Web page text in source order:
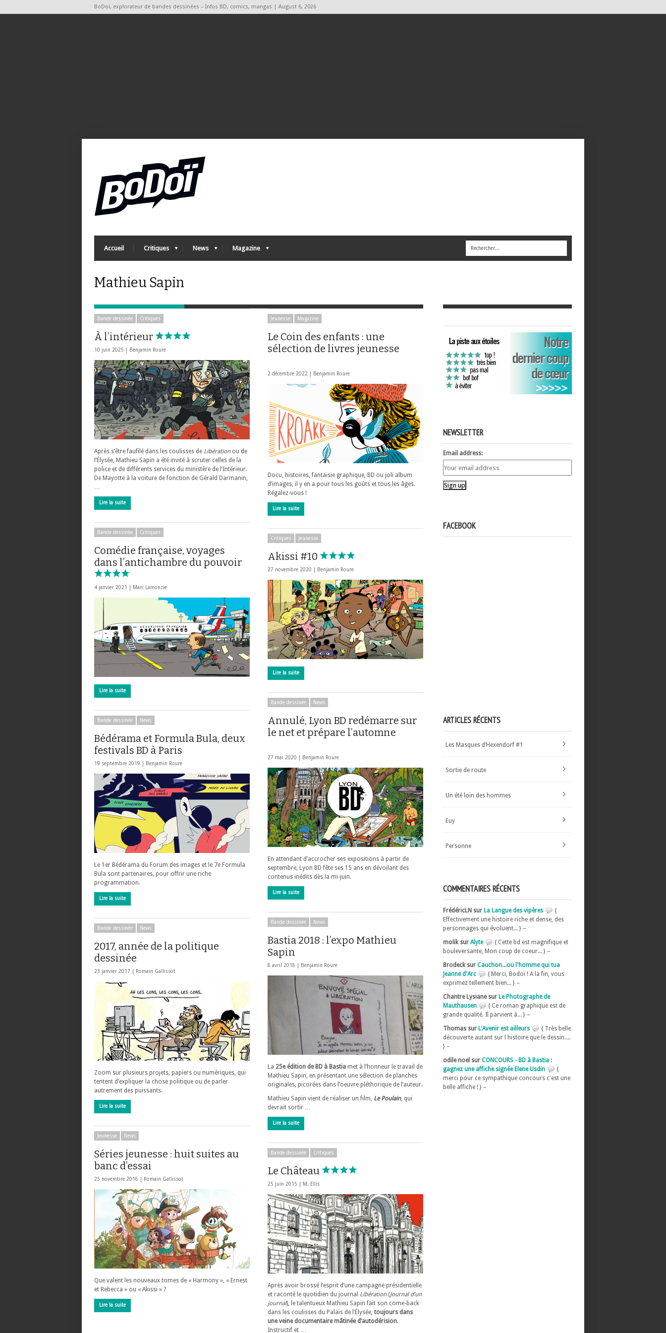
BoDoï, explorateur de bandes dessinées – Infos BD, comics, mangas | August 6, 2026
Accueil Critiques News Magazine
Mathieu Sapin
Bande dessinée Critiques
À l’intérieur
10 juin 2025 | Benjamin Roure
Après s’être faufilé dans les coulisses de Libérationou de
l’Élysée, Mathieu Sapin a été invité à scruter celles de la
police et de différents services du ministère de l’Intérieur.
De Mayotte à la voiture de fonction de Gérald Darmanin,
…
Lire la suite
Jeunesse Magazine
Le Coin des enfants : une
sélection de livres jeunesse
2 décembre 2022 | Benjamin Roure
Docu, histoires, fantaisie graphique, BD ou joli album
d’images, il y en a pour tous les goûts et tous les âges.
Régalez-vous !
Lire la suite
Bande dessinée Critiques
Comédie française, voyages
dans l’antichambre du pouvoir
4 janvier 2021 | Marc Lamonzie
Lire la suite
Critiques Jeunesse
Akissi #10
27 novembre 2020 | Benjamin Roure
Lire la suite
Bande dessinée News
Annulé, Lyon BD redémarre sur
le net et prépare l’automne
27 mai 2020 | Benjamin Roure
En attendant d’accrocher ses expositions à partir de
septembre, Lyon BD fête ses 15 ans en dévoilant des
contenus inédits dès la mi-juin.
Lire la suite
Bande dessinée News
Bédérama et Formula Bula, deux
festivals BD à Paris
19 septembre 2019 | Benjamin Roure
Le 1er Bédérama du Forum des images et le 7e Formula
Bula sont partenaires, pour offrir une riche
programmation.
Lire la suite
Bande dessinée News
Bastia 2018 : l’expo Mathieu
Sapin
8 avril 2018 | Benjamin Roure
La 25e édition de BD à Bastia met à l’honneur le travail de
Mathieu Sapin, en présentant une sélection de planches
originales, picorées dans l’oeuvre pléthorique de l’auteur.
Mathieu Sapin vient de réaliser un film, Le Poulain, qui
devrait sortir …
Lire la suite
Bande dessinée News
2017, année de la politique
dessinée
23 janvier 2017 | Romain Gallissot
Zoom sur plusieurs projets, papiers ou numériques, qui
tentent d’expliquer la chose politique ou de parler
autrement des puissants.
Lire la suite
Jeunesse News
Séries jeunesse : huit suites au
banc d’essai
25 novembre 2016 | Romain Gallissot
Que valent les nouveaux tomes de « Harmony », « Ernest
et Rebecca » ou « Akissi » ?
Lire la suite
Bande dessinée Critiques
Le Château
25 juin 2015 | M. Ellis
Après avoir brossé l’esprit d’une campagne présidentielle
et raconté le quotidien du journal Libération(Journal d’un
journal), le talentueux Mathieu Sapin fait son come-back
dans les coulisses du Palais de l’Élysée, toujours dans
une veine documentaire mâtinée d’autodérision.
Instructif et …
NEWSLETTER
Email address:
FACEBOOK
ARTICLES RÉCENTS
Les Masques d’Hexendorf #1
Sortie de route
Un été loin des hommes
Euy
Personne
COMMENTAIRES RÉCENTS
FrédéricLN sur La Langue des vipères
{
Effectivement une histoire riche et dense, des
personnages qui évoluent... } –
molik sur Alyte
{ Cette bd est magnifique et
bouleversante, Mon coup de coeur... } –
Brodeck sur Cauchon...ou l'homme qui tua
Jeanne d'Arc
{ Merci, Bodoï ! A la fin, vous
exprimez tellement bien... } –
Chantre Lysiane sur Le Photographe de
Mauthausen
{ Ce roman graphique est de
grande qualité. Il parvient à... } –
Thomas sur L'Avenir est ailleurs
{ Très belle
découverte autant sur l histoire que le dessin....
} –
odile noel sur CONCOURS - BD à Bastia :
gagnez une affiche signée Elene Usdin
{
merci pour ce sympathique concours c'est une
belle affiche ! } –